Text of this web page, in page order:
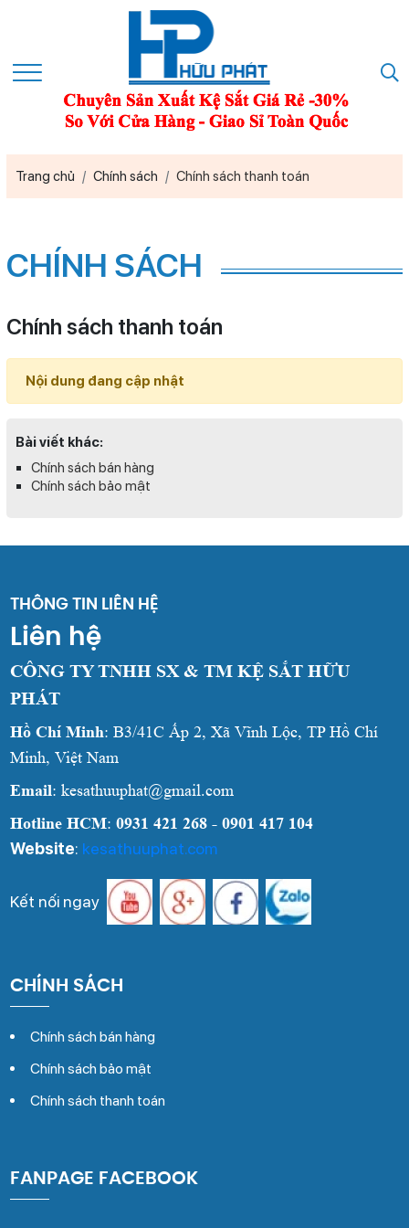
Trang chủ Chính sách Chính sách thanh toán
CHÍNH SÁCH
Chính sách thanh toán
Nội dung đang cập nhật
Bài viết khác:
Chính sách bán hàng
Chính sách bảo mật
THÔNG TIN LIÊN HỆ
Liên hệ
CÔNG TY TNHH SX & TM KỆ SẮT HỮU
PHÁT
Hồ Chí Minh: B3/41C Ấp 2, Xã Vĩnh Lộc, TP Hồ Chí
Minh, Việt Nam
Email: kesathuuphat@gmail.com
Hotline HCM:0931 421 268 - 0901 417 104
Website: kesathuuphat.com
Kết nối ngay
CHÍNH SÁCH
Chính sách bán hàng
Chính sách bảo mật
Chính sách thanh toán
FANPAGE FACEBOOK